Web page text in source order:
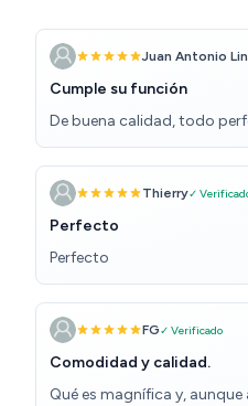
Juan Antonio
Cumple su función
De buena calidad, todo
Thierry✓
Perfecto
Perfecto
FG✓ Verificado
Comodidad y calidad.
Qué es magnífica y,